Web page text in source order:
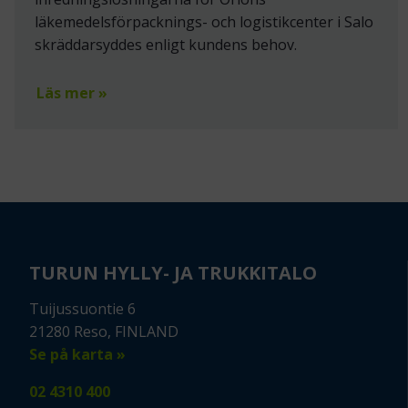
läkemedelsförpacknings- och logistikcenter i Salo
skräddarsyddes enligt kundens behov.
Läs mer »
TURUN HYLLY- JA TRUKKITALO
Tuijussuontie 6
21280 Reso, FINLAND
Se på karta »
02 4310 400